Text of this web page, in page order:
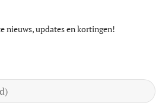
nieuws, updates en kortingen!